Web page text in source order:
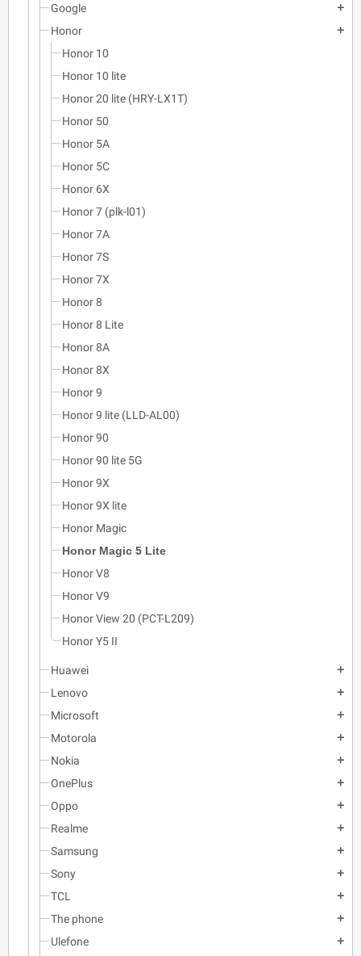
Google add
Honor add
Honor 10
Honor 10 lite
Honor 20 lite (HRY-LX1T)
Honor 50
Honor 5A
Honor 5C
Honor 6X
Honor 7 (plk-l01)
Honor 7A
Honor 7S
Honor 7X
Honor 8
Honor 8 Lite
Honor 8A
Honor 8X
Honor 9
Honor 9 lite (LLD-AL00)
Honor 90
Honor 90 lite 5G
Honor 9X
Honor 9X lite
Honor Magic
Honor Magic 5 Lite
Honor V8
Honor V9
Honor View 20 (PCT-L209)
Honor Y5 II
Huawei add
Lenovo add
Microsoft add
Motorola add
Nokia add
OnePlus add
Oppo add
Realme add
Samsung add
Sony add
TCL add
The phone add
Ulefone add